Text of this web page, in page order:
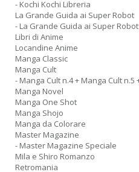
- Kochi Kochi Libreria
La Grande Guida ai Super Robot
- La Grande Guida ai Super
Libri di Anime
Locandine Anime
Manga Classic
Manga Cult
- Manga Cult n.4 + Manga Cult n.5
Manga Novel
Manga One Shot
Manga Shojo
Manga da Colorare
Master Magazine
- Master Magazine Speciale
Mila e Shiro Romanzo
Retromania